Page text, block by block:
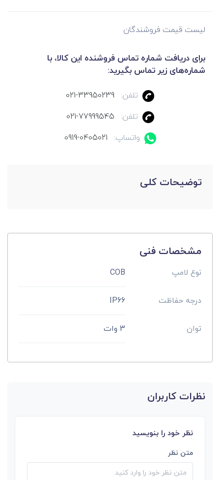
لیست قیمت فروشندگان
برای دریافت شماره تماس فروشنده این کالا، با
شماره‌های زیر تماس بگیرید:
تلفن:
021-33950239
تلفن:
021-77999545
واتساپ:
0919-0405021
توضیحات کلی
مشخصات فنی
نوع لامپ COB
درجه حفاظت IP66
توان 3 وات
نظرات کاربران
نظر خود را بنویسید
متن نظر